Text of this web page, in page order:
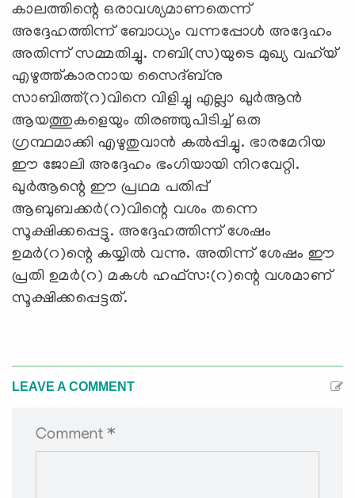
കാലത്തിന്റെ ഒരാവശ്യമാണതെന്ന്
അദ്ദേഹത്തിന്ന് ബോധ്യം വന്നപ്പോള്‍ അദ്ദേഹം
അതിന്ന് സമ്മതിച്ചു. നബി(സ)യുടെ മുഖ്യ വഹ്‌യ്
എഴുത്ത്കാരനായ സൈദ്ബ്‌നു
സാബിത്ത്(റ)വിനെ വിളിച്ചു എല്ലാ ഖുര്‍ആന്‍
ആയത്തുകളെയും തിരഞ്ഞുപിടിച്ച് ഒരു
ഗ്രന്ഥമാക്കി എഴുതുവാന്‍ കല്‍പ്പിച്ചു. ഭാരമേറിയ
ഈ ജോലി അദ്ദേഹം ഭംഗിയായി നിറവേറ്റി.
ഖുര്‍ആന്റെ ഈ പ്രഥമ പതിപ്പ്
ആബുബക്കര്‍(റ)വിന്റെ വശം തന്നെ
സൂക്ഷിക്കപ്പെട്ടു. അദ്ദേഹത്തിന്ന് ശേഷം
ഉമര്‍(റ)ന്റെ കയ്യില്‍ വന്നു. അതിന്ന് ശേഷം ഈ
പ്രതി ഉമര്‍(റ) മകള്‍ ഹഫ്‌സ:(റ)ന്റെ വശമാണ്
സൂക്ഷിക്കപ്പെട്ടത്.
LEAVE A COMMENT
Comment *